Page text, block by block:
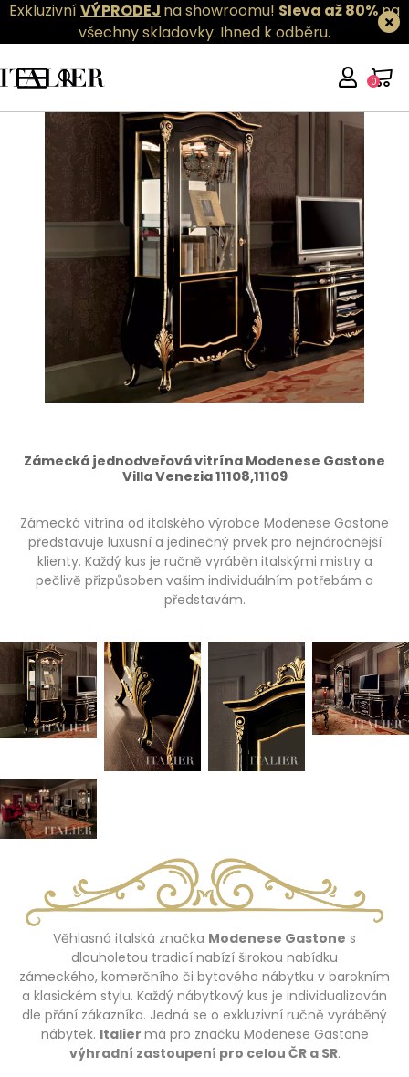
ExkluzivníVÝPRODEJ na showroomu! Sleva až 80%na
všechny skladovky. Ihned k odběru.
0
Zámecká jednodveřová vitrína Modenese Gastone
Villa Venezia 11108,11109
Zámecká vitrína od italského výrobce Modenese Gastone
představuje luxusní a jedinečný prvek pro nejnáročnější
klienty. Každý kus je ručně vyráběn italskými mistry a
pečlivě přizpůsoben vašim individuálním potřebám a
představám.
Věhlasná italská značka Modenese Gastone s
dlouholetou tradicí nabízí širokou nabídku
zámeckého, komerčního či bytového nábytku v barokním
a klasickém stylu. Každý nábytkový kus je individualizován
dle přání zákazníka. Jedná se o exkluzivní ručně vyráběný
nábytek. Italier má pro značku Modenese Gastone
výhradní zastoupení pro celou ČR a SR.